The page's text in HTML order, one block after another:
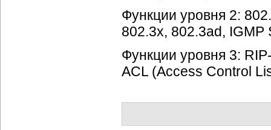
Функции уровня 2:
802.3x, 802.3ad, IGMP
Функции уровня 3:
ACL (Access Control